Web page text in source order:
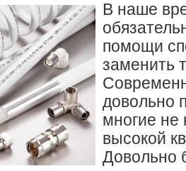
В наше
помощи
заменить
довольно
многие не
высокой
Довольно